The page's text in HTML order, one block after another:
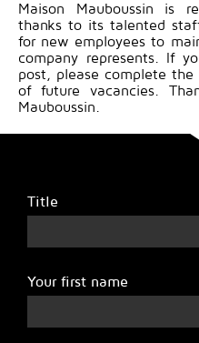
Maison Mauboussin is
thanks to its talented
for new employees to
company represents. If
post, please complete
of future vacancies.
Mauboussin.
Title
Your first name